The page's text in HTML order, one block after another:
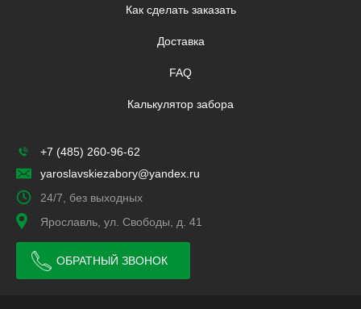
Как сделать заказать
Доставка
FAQ
Калькулятор забора
+7 (485) 260-96-62
yaroslavskiezabory@yandex.ru
24/7, без выходных
Ярославль, ул. Свободы, д. 41
ОБРАТНЫЙ ЗВОНОК